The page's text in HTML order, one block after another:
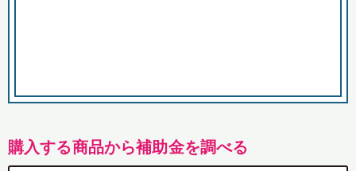
購入する商品から補助金を調べる